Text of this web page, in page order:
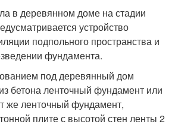
в деревянном доме на стадии
устройство
подпольного пространства и
фундамента.
под деревянный дом
бетона ленточный фундамент или
же ленточный фундамент,
плите с высотой стен ленты 2